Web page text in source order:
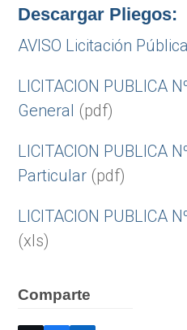
Descargar Pliegos:
AVISO Licitación
LICITACION PUBLICA
General (pdf)
LICITACION PUBLICA
Particular (pdf)
LICITACION PUBLICA
(xls)
Comparte